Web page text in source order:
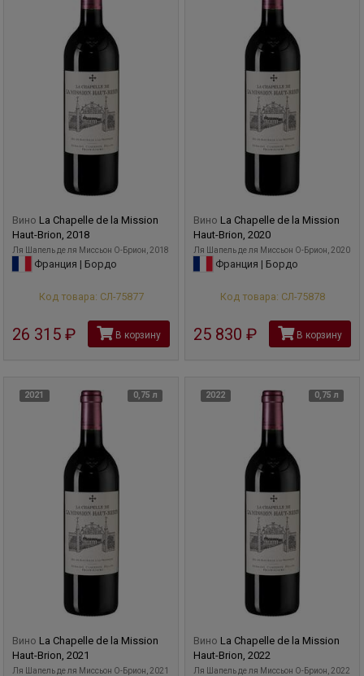
Вино La Chapelle de la Mission
Haut-Brion, 2018
Ля Шапель де ля Миссьон О-Брион, 2018
Франция | Бордо
Код товара: СЛ-75877
26 315 рубВ корзину
Вино La Chapelle de la Mission
Haut-Brion, 2020
Ля Шапель де ля Миссьон О-Брион, 2020
Франция | Бордо
Код товара: СЛ-75878
25 830 рубВ корзину
2021 0,75 л
Вино La Chapelle de la Mission
Haut-Brion, 2021
Ля Шапель де ля Миссьон О-Брион, 2021
2022 0,75 л
Вино La Chapelle de la Mission
Haut-Brion, 2022
Ля Шапель де ля Миссьон О-Брион, 2022